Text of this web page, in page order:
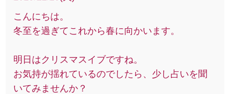
こんにちは。
冬至を過ぎてこれから春に向かいます。
明日はクリスマスイブですね。
お気持が揺れているのでしたら、少し占いを聞
いてみませんか？